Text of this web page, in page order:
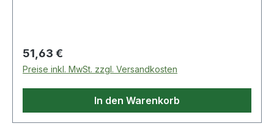
Regulärer Preis:
51,63 €
Preise inkl. MwSt. zzgl. Versandkosten
In den Warenkorb